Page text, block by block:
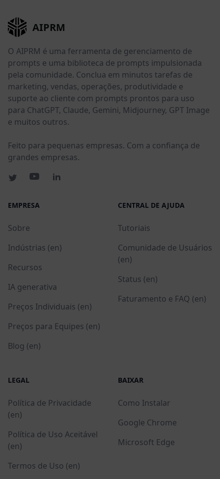
AIPRM
O AIPRM é uma ferramenta de gerenciamento de
prompts e uma biblioteca de prompts impulsionada
pela comunidade. Conclua em minutos tarefas de
marketing, vendas, operações, produtividade e
suporte ao cliente com prompts prontos para uso
para ChatGPT, Claude, Gemini, Midjourney, GPT Image
e muitos outros.
Feito para pequenas empresas. Com a confiança de
grandes empresas.
EMPRESA
Sobre
Indústrias (en)
Recursos
IA generativa
Preços Individuais (en)
Preços para Equipes (en)
Blog (en)
CENTRAL DE AJUDA
Tutoriais
Comunidade de Usuários
(en)
Status (en)
Faturamento e FAQ (en)
LEGAL
Política de Privacidade
(en)
Política de Uso Aceitável
(en)
Termos de Uso (en)
BAIXAR
Como Instalar
Google Chrome
Microsoft Edge